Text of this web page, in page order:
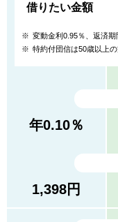
借りたい金額
※ 変動金利0.95％、返済期
※ 特約付団信は50歳以上
年0.10％
1,398円